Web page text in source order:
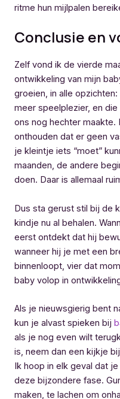
ritme hun mijlpalen
Conclusie en
Zelf vond ik de vierde
ontwikkeling van mijn
groeien, in alle
meer speelplezier, en
ons nog hechter
onthouden dat er geen
je kleintje iets “moet”
maanden, de andere
doen. Daar is allemaal
Dus sta gerust stil bij de
kindje nu al behalen.
eerst ontdekt dat hij
wanneer hij je met een
binnenloopt, vier dat
baby volop in
Als je nieuwsgierig bent
kun je alvast spieken bij
als je nog even wilt
is, neem dan een kijkje bij
Ik hoop in elk geval dat
deze bijzondere fase.
maken, te lachen om